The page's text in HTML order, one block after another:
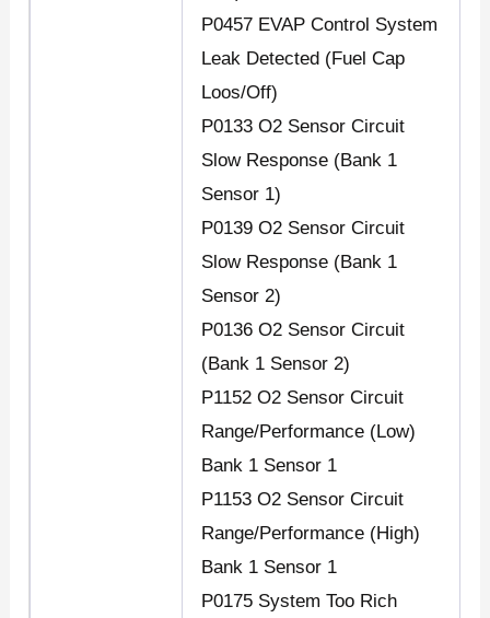
P0457 EVAP Control System
Leak Detected (Fuel Cap
Loos/Off)
P0133 O2 Sensor Circuit
Slow Response (Bank 1
Sensor 1)
P0139 O2 Sensor Circuit
Slow Response (Bank 1
Sensor 2)
P0136 O2 Sensor Circuit
(Bank 1 Sensor 2)
P1152 O2 Sensor Circuit
Range/Performance (Low)
Bank 1 Sensor 1
P1153 O2 Sensor Circuit
Range/Performance (High)
Bank 1 Sensor 1
P0175 System Too Rich